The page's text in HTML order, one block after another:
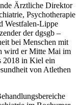
Ärztliche Direktor
Psychotherapie
Westfalen-Lippe
der dgsgb –
bei Menschen mit
wird er Mitte Mai im
2018 in Kiel ein
von Atlethen